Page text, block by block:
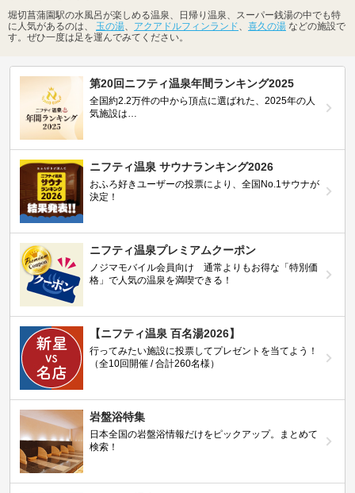
堀切菖蒲園駅の水風呂が楽しめる温泉、日帰り温泉、スーパー銭湯の中でも特
に人気があるのは、 玉の湯 アクアドルフィンランド 喜久の湯 などの施設で
す。ぜひ一度は足を運んでみてください。
第20回ニフティ温泉年間ランキング2025
全国約2.2万件の中から頂点に選ばれた、2025年の人
気施設は…
ニフティ温泉 サウナランキング2026
おふろ好きユーザーの投票により、全国No.1サウナが
決定！
ニフティ温泉プレミアムクーポン
ノジマモバイル会員向け 通常よりもお得な「特別価
格」で人気の温泉を満喫できる！
【ニフティ温泉 百名湯2026】
行ってみたい施設に投票してプレゼントを当てよう！
（全10回開催 / 合計260名様）
岩盤浴特集
日本全国の岩盤浴情報だけをピックアップ。まとめて
検索！